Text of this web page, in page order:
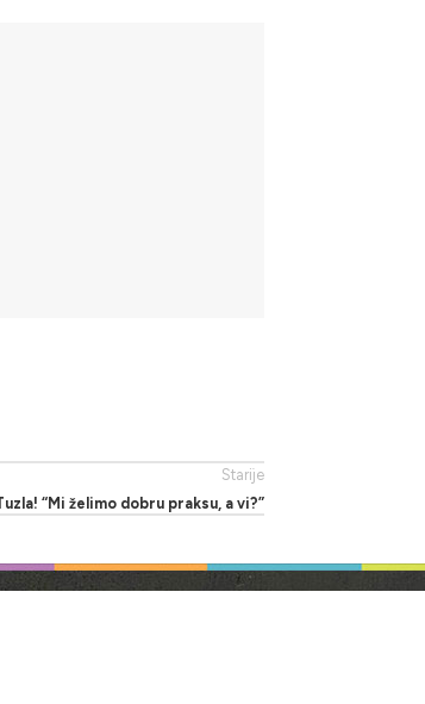
Starije
“Mi želimo dobru praksu, a vi?”